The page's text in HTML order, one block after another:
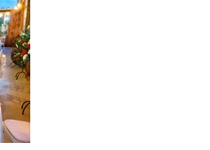
maipo
graduacione
s fiestas
eventos Sal
ón
Matrimonio
salon
matrimonio
boda
santiago
region